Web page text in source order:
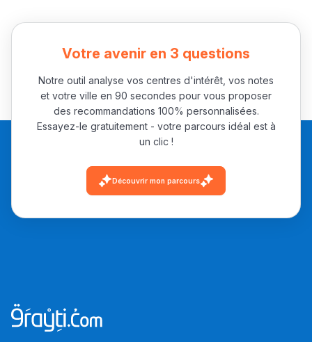
يلقاو التوازن من الدّاخل
ومن الخارج، بشرى
أمسكين بنات مسارها
خطوة بخطوة - مترجم
القراية و الخدمة فمجال
تقويم البصر مع المختصّة
مسار عبد العزيز فتيشي،
المبدع فمجال الديكور و
Votre avenir en 3 questions
Notre outil analyse vos centres d'intérêt, vos notes
et votre ville en 90 secondes pour vous proposer
des recommandations 100% personnalisées.
Essayez-le gratuitement - votre parcours idéal est à
un clic !
Découvrir mon parcours